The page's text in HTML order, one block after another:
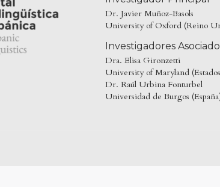
Dr. Javier Muñoz-Basols
University of Oxford (Reino
Investigadores
Dra. Elisa Gironzetti
University of Maryland
Dr. Raúl Urbina Fonturbel
Universidad de Burgos